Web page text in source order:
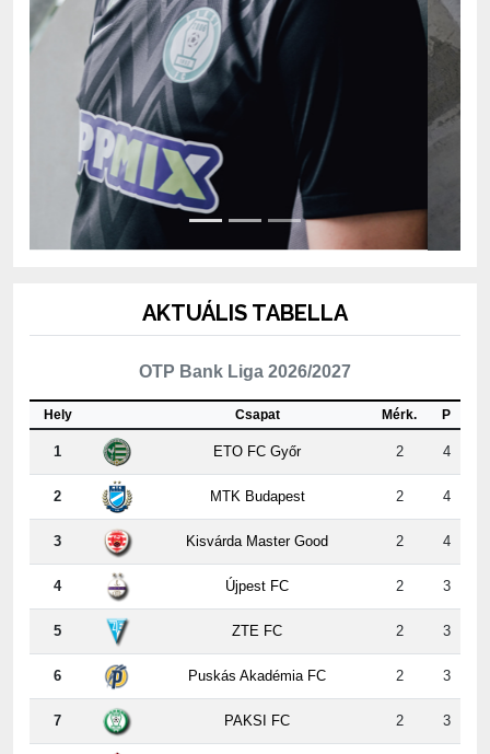
OTP Bank Liga 2026/2027
Csapat
1 ETO FC Győr 2 4
2 MTK Budapest 2 4
3 Kisvárda Master Good 2 4
4 Újpest FC 2 3
5 ZTE FC 2 3
6 Puskás Akadémia FC 2 3
7 PAKSI FC 2 3
8 Nyíregyháza 2 3